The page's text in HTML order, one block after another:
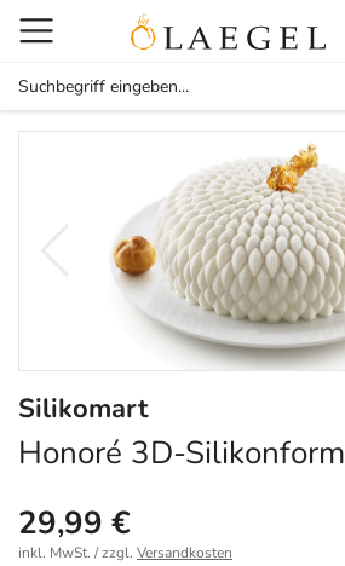
Silikomart
Honoré 3D-Silikonform
29,99 €
inkl. MwSt. / zzgl. Versandkosten